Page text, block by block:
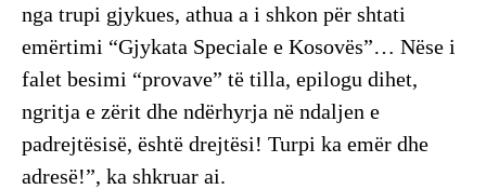
nga trupi gjykues, athua a i shkon për shtati
emërtimi “Gjykata Speciale e Kosovës”… Nëse i
falet besimi “provave” të tilla, epilogu dihet,
ngritja e zërit dhe ndërhyrja në ndaljen e
padrejtësisë, është drejtësi! Turpi ka emër dhe
adresë!”, ka shkruar ai.